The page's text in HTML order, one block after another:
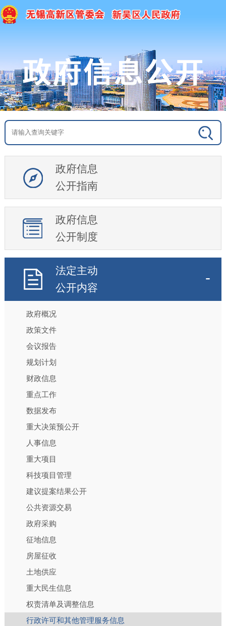
政府信息
公开指南
政府信息
公开制度
法定主动
公开内容
政府概况
政策文件
会议报告
规划计划
财政信息
重点工作
数据发布
重大决策预公开
人事信息
重大项目
科技项目管理
建议提案结果公开
公共资源交易
政府采购
征地信息
房屋征收
土地供应
重大民生信息
权责清单及调整信息
行政许可和其他管理服务信息